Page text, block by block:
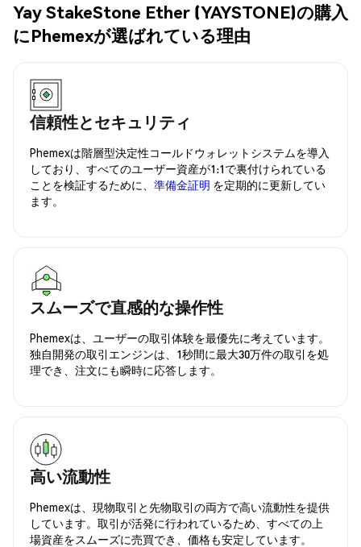
Yay StakeStone Ether (YAYSTONE)の購入
にPhemexが選ばれている理由
信頼性とセキュリティ
Phemexは階層型決定性コールドウォレットシステムを導入
しており、すべてのユーザー資産が1:1で裏付けられている
ことを検証するために、 準備金証明 を定期的に更新してい
ます。
スムーズで直感的な操作性
Phemexは、ユーザーの取引体験を最優先に考えています。
独自開発の取引エンジンは、1秒間に最大30万件の取引を処
理でき、注文にも瞬時に応答します。
高い流動性
Phemexは、現物取引と先物取引の両方で高い流動性を提供
しています。取引が活発に行われているため、すべての上
場資産をスムーズに売買でき、価格も安定しています。